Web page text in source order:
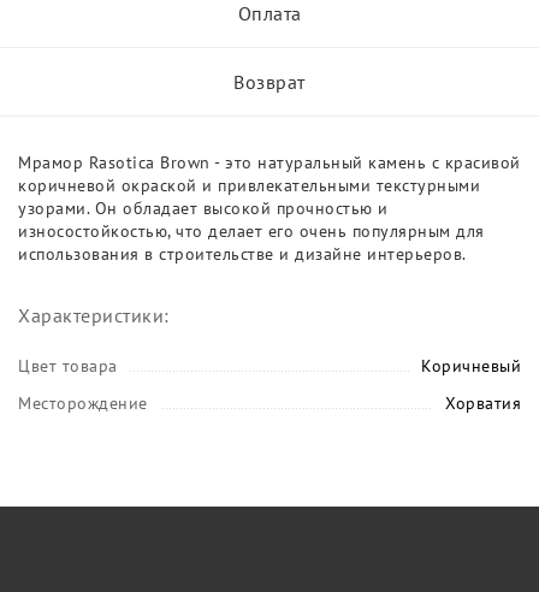
Оплата
Возврат
Мрамор Rasotica Brown - это натуральный камень с красивой
коричневой окраской и привлекательными текстурными
узорами. Он обладает высокой прочностью и
износостойкостью, что делает его очень популярным для
использования в строительстве и дизайне интерьеров.
Характеристики:
Цвет товара
Коричневый
Месторождение
Хорватия